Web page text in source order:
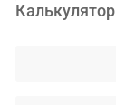
Калькулятор